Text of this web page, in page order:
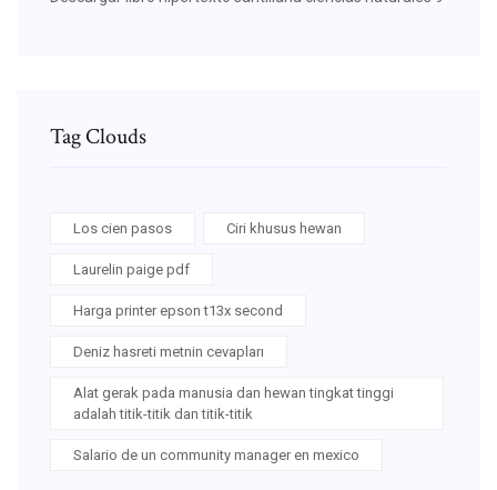
Tag Clouds
Los cien pasos Ciri khusus hewan
Laurelin paige pdf
Harga printer epson t13x second
Deniz hasreti metnin cevapları
Alat gerak pada manusia dan hewan tingkat tinggi
adalah titik-titik dan titik-titik
Salario de un community manager en mexico